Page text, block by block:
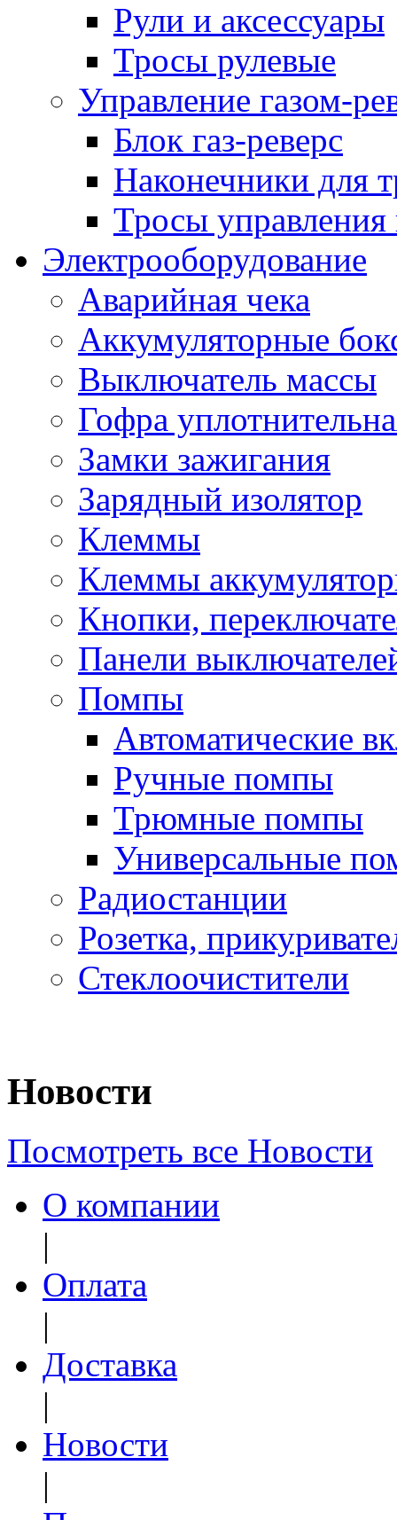
Рули и аксессуары
Тросы рулевые
Управление газом-
Блок газ-реверс
Наконечники для
Тросы управления
Электрооборудование
Аварийная чека
Аккумуляторные
Выключатель массы
Гофра
Замки зажигания
Зарядный изолятор
Клеммы
Клеммы
Кнопки,
Панели
Помпы
Автоматические
Ручные помпы
Трюмные помпы
Универсальные
Радиостанции
Розетка,
Стеклоочистители
Новости
Посмотреть все Новости
О компании
|
Оплата
|
Доставка
|
Новости
|